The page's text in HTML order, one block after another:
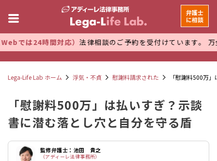
間対応）法律相談のご予約を受付けています。 万全な管理体制
弁護士
に相談
Lega-Life Lab ホーム 浮気・不貞 慰謝料請求された 「慰謝料500万
「慰謝料500万」は払いすぎ？示談
書に潜む落とし穴と自分を守る盾
監修弁護士：池田 貴之
（アディーレ法律事務所）